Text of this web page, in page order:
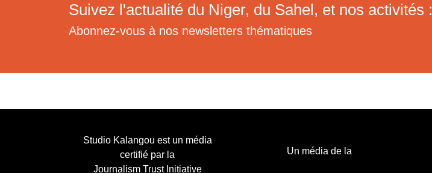
Suivez l'actualité du Niger, du Sahel, et nos activités :
Abonnez-vous à nos newsletters thématiques
Studio Kalangou est un média
certifié par la
Journalism Trust Initiative
Un média de la